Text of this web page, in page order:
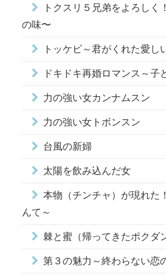
トクスリ５兄弟をよろしく
の味〜
トッケビ～君がくれた愛し
ドキドキ再婚ロマンス～子
力の強い女カンナムスン
力の強い女トボンスン
台風の新婦
太陽を飲み込んだ女
本物（チンチャ）が現れた
んて～
棘と蜜（帰ってきたポクダ
第３の魅力～終わらない恋